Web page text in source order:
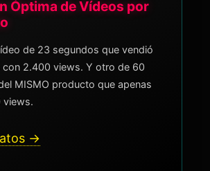
Óptima de Vídeos por
de 23 segundos que vendió
con 2.400 views. Y otro de 60
MISMO producto que apenas
views.
→